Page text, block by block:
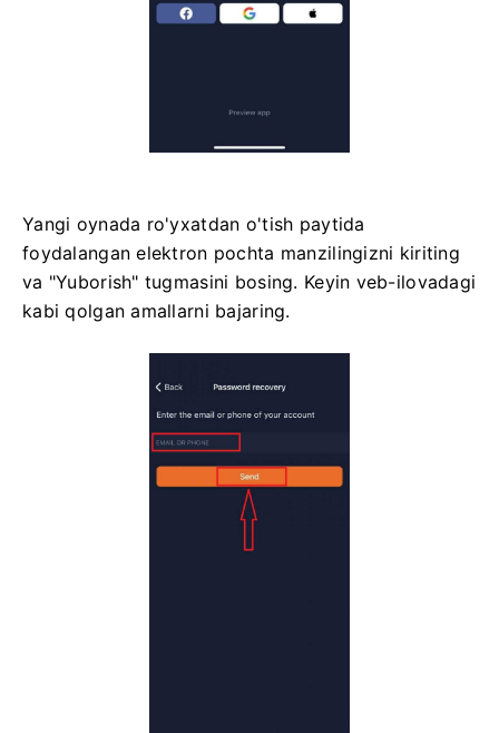
Yangi oynada ro'yxatdan o'tish paytida
foydalangan elektron pochta manzilingizni kiriting
va "Yuborish" tugmasini bosing. Keyin veb-ilovadagi
kabi qolgan amallarni bajaring.